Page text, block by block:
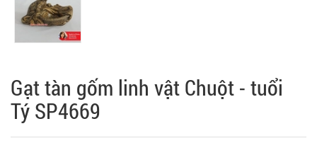
Gạt tàn gốm linh vật Chuột - tuổi
Tý SP4669